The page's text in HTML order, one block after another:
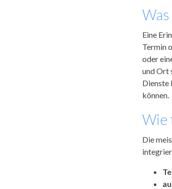
Eine
Termin
oder
und Ort
Dienste
können.
Wie
Die